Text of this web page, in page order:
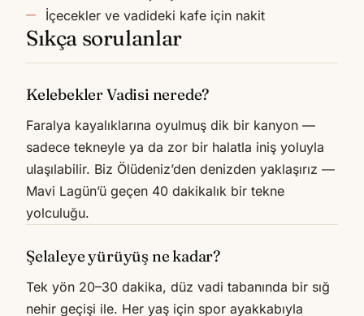
İçecekler ve vadideki kafe için nakit
Sıkça sorulanlar
Kelebekler Vadisi nerede?
Faralya kayalıklarına oyulmuş dik bir kanyon —
sadece tekneyle ya da zor bir halatla iniş yoluyla
ulaşılabilir. Biz Ölüdeniz’den denizden yaklaşırız —
Mavi Lagün’ü geçen 40 dakikalık bir tekne
yolculuğu.
Şelaleye yürüyüş ne kadar?
Tek yön 20–30 dakika, düz vadi tabanında bir sığ
nehir geçişi ile. Her yaş için spor ayakkabıyla